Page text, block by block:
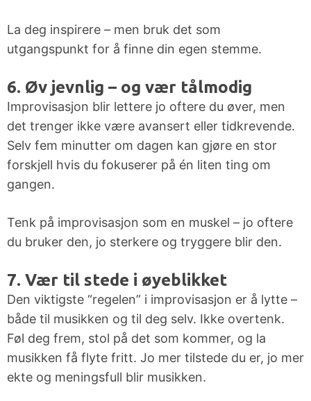
La deg inspirere – men bruk det som
utgangspunkt for å finne din egen stemme.
6. Øv jevnlig – og vær tålmodig
Improvisasjon blir lettere jo oftere du øver, men
det trenger ikke være avansert eller tidkrevende.
Selv fem minutter om dagen kan gjøre en stor
forskjell hvis du fokuserer på én liten ting om
gangen.
Tenk på improvisasjon som en muskel – jo oftere
du bruker den, jo sterkere og tryggere blir den.
7. Vær til stede i øyeblikket
Den viktigste “regelen” i improvisasjon er å lytte –
både til musikken og til deg selv. Ikke overtenk.
Føl deg frem, stol på det som kommer, og la
musikken få flyte fritt. Jo mer tilstede du er, jo mer
ekte og meningsfull blir musikken.